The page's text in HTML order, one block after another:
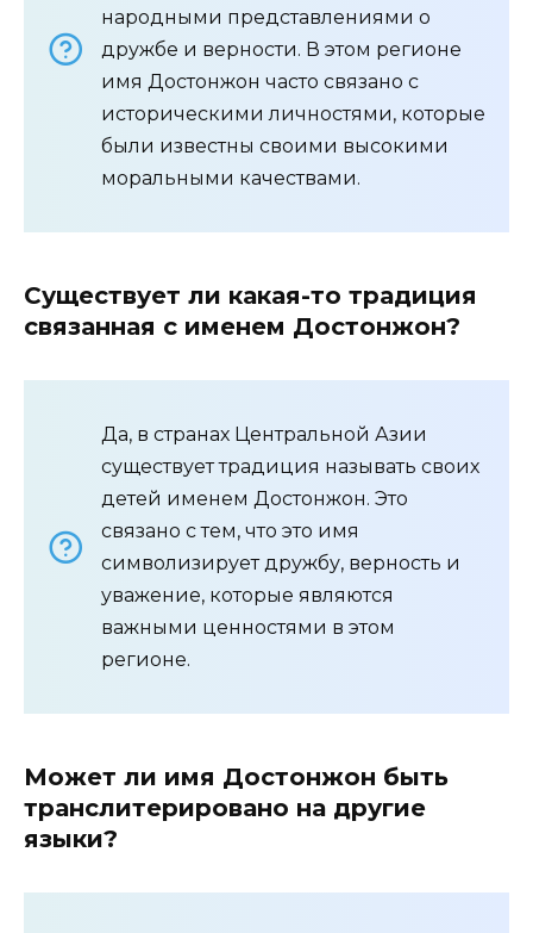
народными представлениями о
дружбе и верности. В этом регионе
имя Достонжон часто связано с
историческими личностями, которые
были известны своими высокими
моральными качествами.
Существует ли какая-то традиция
связанная с именем Достонжон?
Да, в странах Центральной Азии
существует традиция называть своих
детей именем Достонжон. Это
связано с тем, что это имя
символизирует дружбу, верность и
уважение, которые являются
важными ценностями в этом
регионе.
Может ли имя Достонжон быть
транслитерировано на другие
языки?